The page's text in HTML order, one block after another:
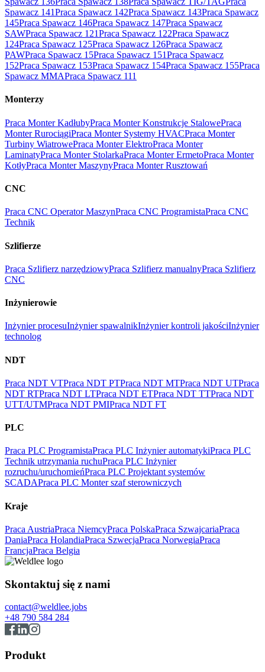
Spawacz 141Praca Spawacz 142Praca Spawacz 143Praca Spawacz
145Praca Spawacz 146Praca Spawacz 147Praca Spawacz
SAWPraca Spawacz 121Praca Spawacz 122Praca Spawacz
124Praca Spawacz 125Praca Spawacz 126Praca Spawacz
PAWPraca Spawacz 15Praca Spawacz 151Praca Spawacz
152Praca Spawacz 153Praca Spawacz 154Praca Spawacz 155Praca
Spawacz MMAPraca Spawacz 111
Monterzy
Praca Monter KadłubyPraca Monter Konstrukcje StalowePraca
Monter RurociągiPraca Monter Systemy HVACPraca Monter
Turbiny WiatrowePraca Monter ElektroPraca Monter
LaminatyPraca Monter StolarkaPraca Monter ErmetoPraca Monter
KotłyPraca Monter MaszynyPraca Monter Rusztowań
CNC
Praca CNC Operator MaszynPraca CNC ProgramistaPraca CNC
Technik
Szlifierze
Praca Szlifierz narzędziowyPraca Szlifierz manualnyPraca Szlifierz
CNC
Inżynierowie
Inżynier procesuInżynier spawalnikInżynier kontroli jakościInżynier
technolog
NDT
Praca NDT VTPraca NDT PTPraca NDT MTPraca NDT UTPraca
NDT RTPraca NDT LTPraca NDT ETPraca NDT TTPraca NDT
UTT/UTMPraca NDT PMIPraca NDT FT
PLC
Praca PLC ProgramistaPraca PLC Inżynier automatykiPraca PLC
Technik utrzymania ruchuPraca PLC Inżynier
rozruchu/uruchomieńPraca PLC Projektant systemów
SCADAPraca PLC Monter szaf sterowniczych
Kraje
Praca AustriaPraca NiemcyPraca PolskaPraca SzwajcariaPraca
DaniaPraca HolandiaPraca SzwecjaPraca NorwegiaPraca
FrancjaPraca Belgia
Skontaktuj się z nami
contact@weldlee.jobs
+48 790 584 284
Produkt